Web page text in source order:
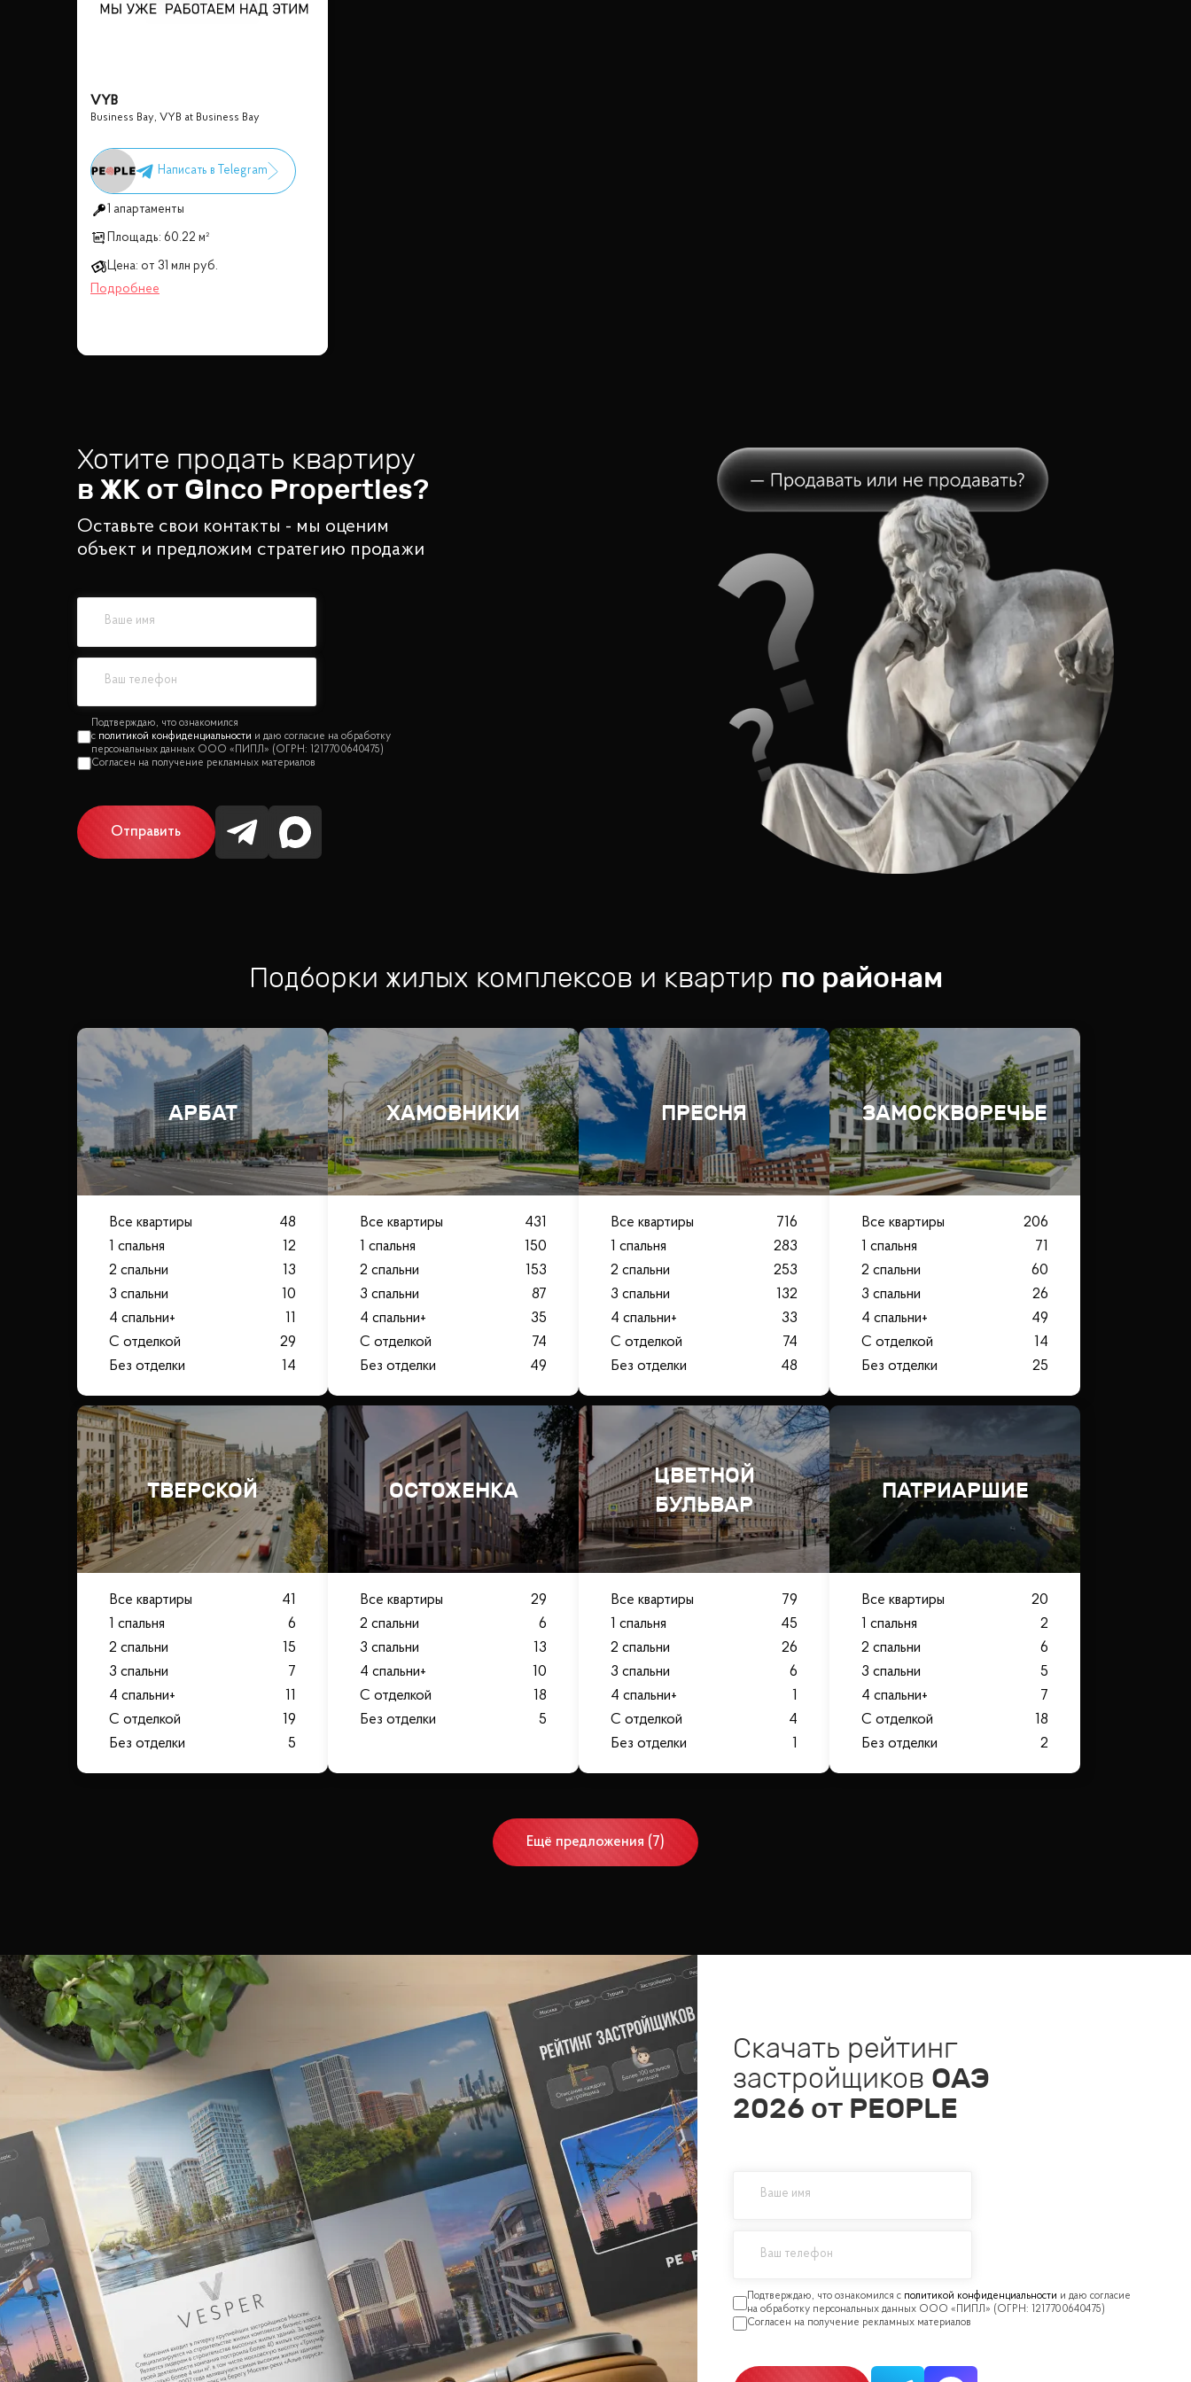
VYB
Business Bay, VYB at Business Bay
1 апартаменты
Площадь: 60.22 м²
Цена: от 31 млн руб.
Хотите продать квартиру
в ЖК от Ginco Properties?
Оставьте свои контакты - мы оценим
объект и предложим стратегию продажи
политикой конфиденциальности
Отправить
Подборки жилых комплексов и квартир по районам
АРБАТ
Все квартиры
48
1 спальня
12
2 спальни
13
3 спальни
10
4 спальни+
11
С отделкой
29
Без отделки
14
ХАМОВНИКИ
Все квартиры
431
1 спальня
150
2 спальни
153
3 спальни
87
4 спальни+
35
С отделкой
74
Без отделки
49
ПРЕСНЯ
Все квартиры
716
1 спальня
283
2 спальни
253
3 спальни
132
4 спальни+
33
С отделкой
74
Без отделки
48
ЗАМОСКВОРЕЧЬЕ
Все квартиры
206
1 спальня
71
2 спальни
60
3 спальни
26
4 спальни+
49
С отделкой
14
Без отделки
25
ТВЕРСКОЙ
Все квартиры
41
1 спальня
6
2 спальни
15
3 спальни
7
4 спальни+
11
С отделкой
19
Без отделки
5
ОСТОЖЕНКА
Все квартиры
29
2 спальни
6
3 спальни
13
4 спальни+
10
С отделкой
18
Без отделки
5
ЦВЕТНОЙ
БУЛЬВАР
Все квартиры
79
1 спальня
45
2 спальни
26
3 спальни
6
4 спальни+
1
С отделкой
4
Без отделки
1
ПАТРИАРШИЕ
Все квартиры
20
1 спальня
2
2 спальни
6
3 спальни
5
4 спальни+
7
С отделкой
18
Без отделки
2
Ещё предложения (7)
Скачать рейтинг
застройщиков ОАЭ
2026 от PEOPLE
политикой конфиденциальности